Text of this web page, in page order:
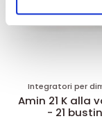
nostri partner
pubblicità e
Integratori per
Amin 21 K alla
- 21